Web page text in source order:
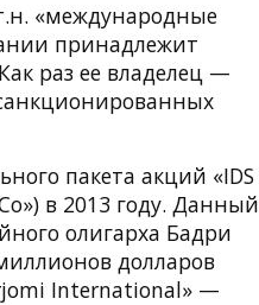
«международные
принадлежит
раз ее владелец —
пакета акций «IDS
в 2013 году. Данный
олигарха Бадри
долларов
International» —